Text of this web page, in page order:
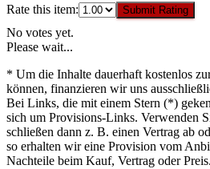
Rate this item: Submit Rating
No votes yet.
Please wait...
* Um die Inhalte dauerhaft kostenlos
können, finanzieren wir uns
Bei Links, die mit einem Stern (*)
sich um Provisions-Links. Verwenden
schließen dann z. B. einen Vertrag ab
so erhalten wir eine Provision vom
Nachteile beim Kauf, Vertrag oder Preis.